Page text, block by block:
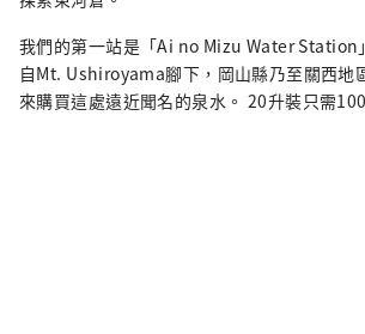
我們的第一站是「Ai no Mizu Water Station
自Mt. Ushiroyama腳下，岡山縣乃至關西地
來購買這處遠近聞名的泉水。 20升裝只需